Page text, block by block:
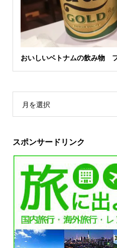
おいしいベトナムの飲み物
月を選択
スポンサードリンク